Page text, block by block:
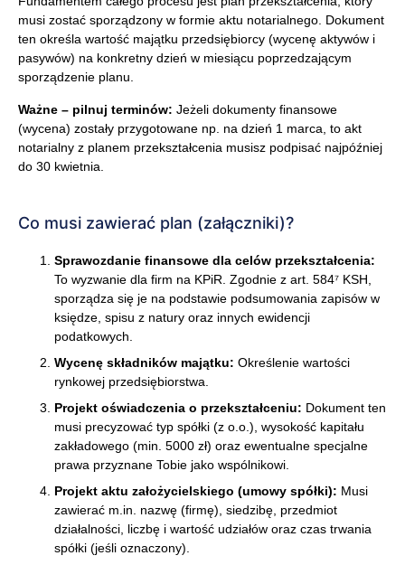
musi zostać sporządzony w formie aktu notarialnego. Dokument
ten określa wartość majątku przedsiębiorcy (wycenę aktywów i
pasywów) na konkretny dzień w miesiącu poprzedzającym
sporządzenie planu.
Ważne – pilnuj terminów: Jeżeli dokumenty finansowe
(wycena) zostały przygotowane np. na dzień 1 marca, to akt
notarialny z planem przekształcenia musisz podpisać najpóźniej
do 30 kwietnia.
Co musi zawierać plan (załączniki)?
Sprawozdanie finansowe dla celów przekształcenia:
To wyzwanie dla firm na KPiR. Zgodnie z art. 584⁷ KSH,
sporządza się je na podstawie podsumowania zapisów w
księdze, spisu z natury oraz innych ewidencji
podatkowych.
Wycenę składników majątku: Określenie wartości
rynkowej przedsiębiorstwa.
Projekt oświadczenia o przekształceniu: Dokument ten
musi precyzować typ spółki (z o.o.), wysokość kapitału
zakładowego (min. 5000 zł) oraz ewentualne specjalne
prawa przyznane Tobie jako wspólnikowi.
Projekt aktu założycielskiego (umowy spółki): Musi
zawierać m.in. nazwę (firmę), siedzibę, przedmiot
działalności, liczbę i wartość udziałów oraz czas trwania
spółki (jeśli oznaczony).